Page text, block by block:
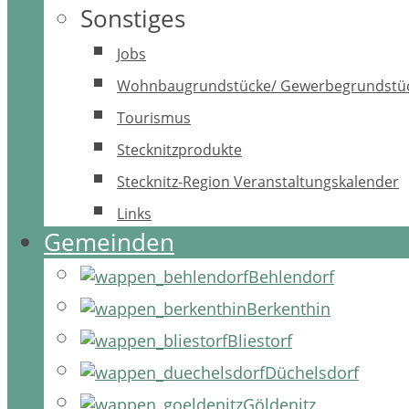
Sonstiges
Jobs
Wohnbaugrundstücke/
Tourismus
Stecknitzprodukte
Stecknitz-Region Veranstaltungskalender
Links
Gemeinden
Behlendorf
Berkenthin
Bliestorf
Düchelsdorf
Göldenitz